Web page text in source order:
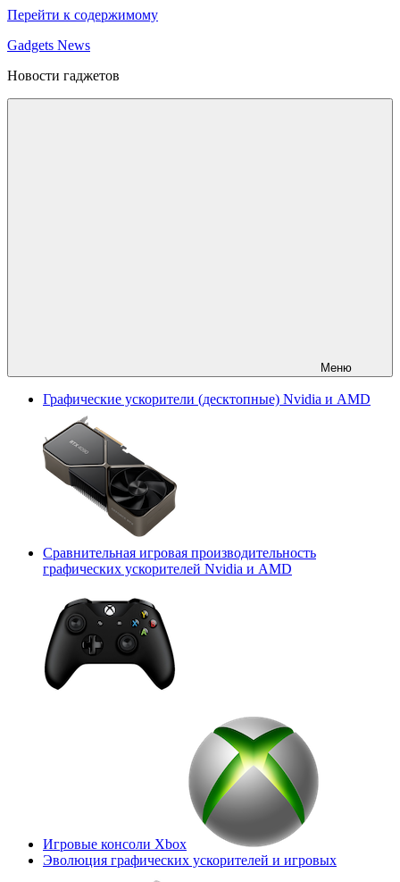
Перейти к содержимому
Gadgets News
Новости гаджетов
Меню
Графические ускорители (десктопные) Nvidia и AMD
Сравнительная игровая производительность
графических ускорителей Nvidia и AMD
Игровые консоли Xbox
Эволюция графических ускорителей и игровых